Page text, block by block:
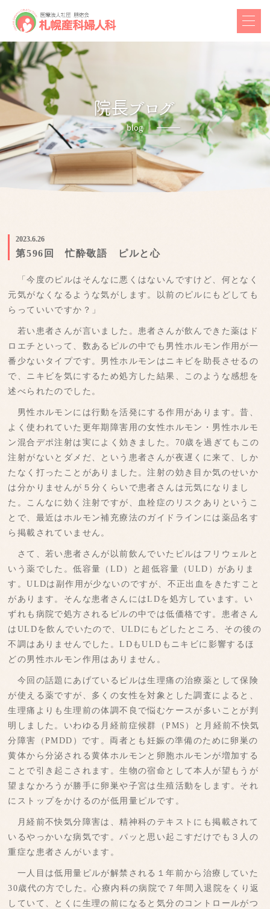
2023.6.26
第596回 忙酔敬語 ピルと心
「今度のピルはそんなに悪くはないんですけど、何となく
元気がなくなるような気がします。以前のピルにもどしても
らっていいですか？」
若い患者さんが言いました。患者さんが飲んできた薬はド
ロエチといって、数あるピルの中でも男性ホルモン作用が一
番少ないタイプです。男性ホルモンはニキビを助長させるの
で、ニキビを気にするため処方した結果、このような感想を
述べられたのでした。
男性ホルモンには行動を活発にする作用があります。昔、
よく使われていた更年期障害用の女性ホルモン・男性ホルモ
ン混合デポ注射は実によく効きました。70歳を過ぎてもこの
注射がないとダメだ、という患者さんが夜遅くに来て、しか
たなく打ったことがありました。注射の効き目か気のせいか
は分かりませんが５分くらいで患者さんは元気になりまし
た。こんなに効く注射ですが、血栓症のリスクありというこ
とで、最近はホルモン補充療法のガイドラインには薬品名す
ら掲載されていません。
さて、若い患者さんが以前飲んでいたピルはフリウェルと
いう薬でした。低容量（LD）と超低容量（ULD）がありま
す。ULDは副作用が少ないのですが、不正出血をきたすこと
があります。そんな患者さんにはLDを処方しています。い
ずれも病院で処方されるピルの中では低価格です。患者さん
はULDを飲んでいたので、ULDにもどしたところ、その後の
不調はありませんでした。LDもULDもニキビに影響するほ
どの男性ホルモン作用はありません。
今回の話題にあげているピルは生理痛の治療薬として保険
が使える薬ですが、多くの女性を対象とした調査によると、
生理痛よりも生理前の体調不良で悩むケースが多いことが判
明しました。いわゆる月経前症候群（PMS）と月経前不快気
分障害（PMDD）です。両者とも妊娠の準備のために卵巣の
黄体から分泌される黄体ホルモンと卵胞ホルモンが増加する
ことで引き起こされます。生物の宿命として本人が望もうが
望まなかろうが勝手に卵巣や子宮は生殖活動をします。それ
にストップをかけるのが低用量ピルです。
月経前不快気分障害は、精神科のテキストにも掲載されて
いるやっかいな病気です。パッと思い起こすだけでも３人の
重症な患者さんがいます。
一人目は低用量ピルが解禁される１年前から治療していた
30歳代の方でした。心療内科の病院で７年間入退院をくり返
していて、とくに生理の前になると気分のコントロールがつ